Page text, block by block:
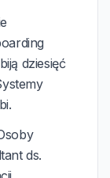
dziesięć
ds.